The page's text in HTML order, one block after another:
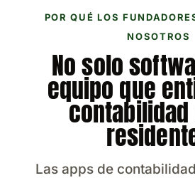
POR QUÉ LOS
NOSOTROS
No solo
equipo que
contabilidad
Las apps de